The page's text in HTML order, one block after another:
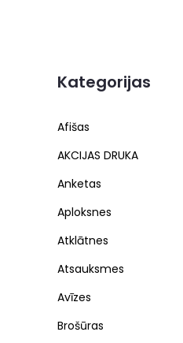
Kategorijas
Afišas
AKCIJAS DRUKA
Anketas
Aploksnes
Atklātnes
Atsauksmes
Avīzes
Brošūras